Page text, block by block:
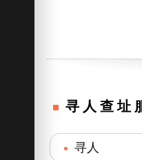
寻人查址
寻人